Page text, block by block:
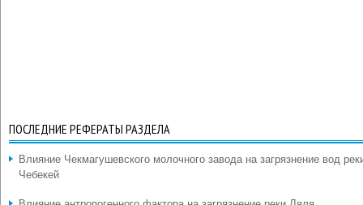
ПОСЛЕДНИЕ РЕФЕРАТЫ РАЗДЕЛА
Влияние Чекмагушевского молочного завода на загрязнение вод
Чебекей